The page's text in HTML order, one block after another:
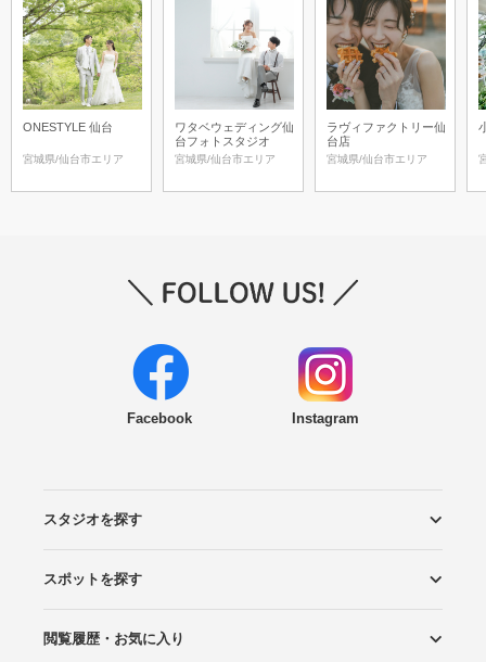
ONESTYLE 仙台
宮城県/仙台市エリア
ワタベウェディング仙
台フォトスタジオ
宮城県/仙台市エリア
ラヴィファクトリー仙
台店
宮城県/仙台市エリア
Facebook Instagram
スタジオを探す
エリアから探す
こだわりから探す
NEW PHOTO STYLE
プランから探す
フォトタイプ診断
フォトグラファーから探す
国内リゾートから探す
スポットを探す
ロケーションから探す
スタジオから探す
閲覧履歴・お気に入り